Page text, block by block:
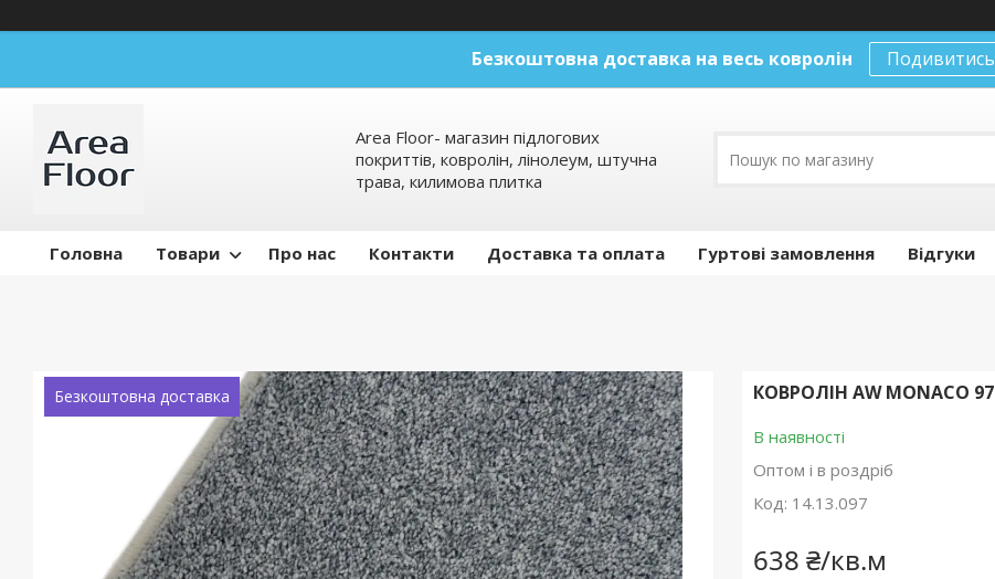
Безкоштовна доставка на весь ковролін Подивитись
Area Floor- магазин підлогових
покриттів, ковролін, лінолеум, штучна
трава, килимова плитка
Головна Товари Про нас Контакти Доставка та оплата Гуртові замовлення Відгуки
Безкоштовна доставка КОВРОЛІН AW MONACO 97
В наявності
Оптом і в роздріб
Код: 14.13.097
638 ₴/кв.м